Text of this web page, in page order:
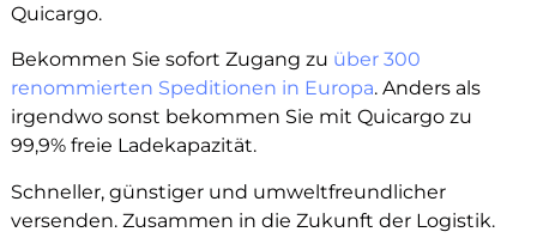
Quicargo.
Bekommen Sie sofort Zugang zu über 300
renommierten Speditionen in Europa. Anders als
irgendwo sonst bekommen Sie mit Quicargo zu
99,9% freie Ladekapazität.
Schneller, günstiger und umweltfreundlicher
versenden. Zusammen in die Zukunft der Logistik.